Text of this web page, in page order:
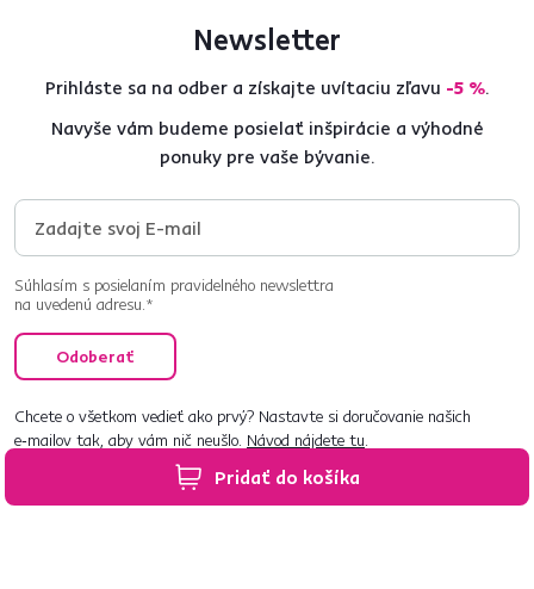
Pridať do košíka
Newsletter
Prihláste sa na odber a získajte uvítaciu zľavu -5 %.
Navyše vám budeme posielať inšpirácie a výhodné
ponuky pre vaše bývanie.
Súhlasím s posielaním pravidelného newslettra
na uvedenú adresu.*
Odoberať
Chcete o všetkom vedieť ako prvý? Nastavte si doručovanie našich
e‑mailov tak, aby vám nič neušlo. Návod nájdete tu.